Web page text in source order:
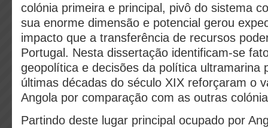
colónia primeira e principal, pivô do sistema
sua enorme dimensão e potencial gerou
impacto que a transferência de recursos
Portugal. Nesta dissertação identificam-se
geopolítica e decisões da política ultramarina
últimas décadas do século XIX reforçaram o
Angola por comparação com as outras
Partindo deste lugar principal ocupado por